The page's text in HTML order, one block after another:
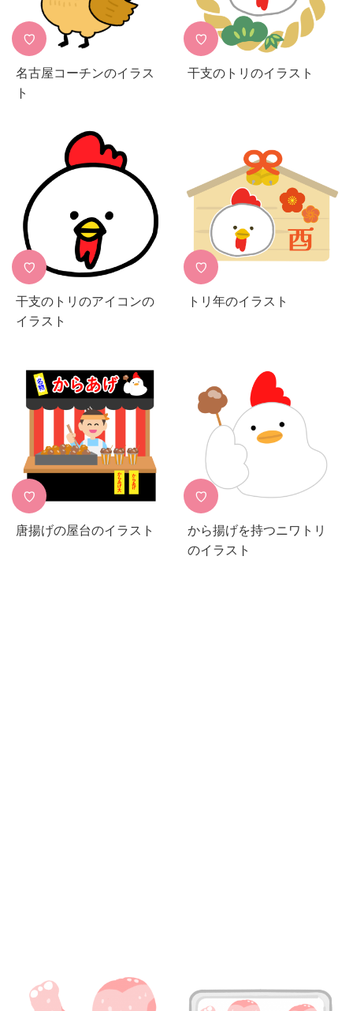
♡
名古屋コーチンのイラス
ト
♡
干支のトリのイラスト
♡
干支のトリのアイコンの
イラスト
♡
トリ年のイラスト
♡
唐揚げの屋台のイラスト
♡
から揚げを持つニワトリ
のイラスト